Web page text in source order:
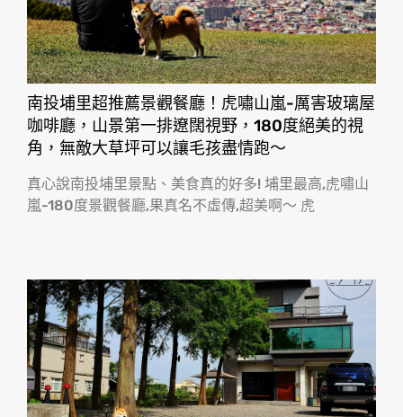
南投埔里超推薦景觀餐廳！虎嘯山嵐-厲害玻璃屋
咖啡廳，山景第一排遼闊視野，180度絕美的視
角，無敵大草坪可以讓毛孩盡情跑〜
真心說南投埔里景點、美食真的好多! 埔里最高,虎嘯山
嵐-180度景觀餐廳,果真名不虛傳,超美啊〜 虎